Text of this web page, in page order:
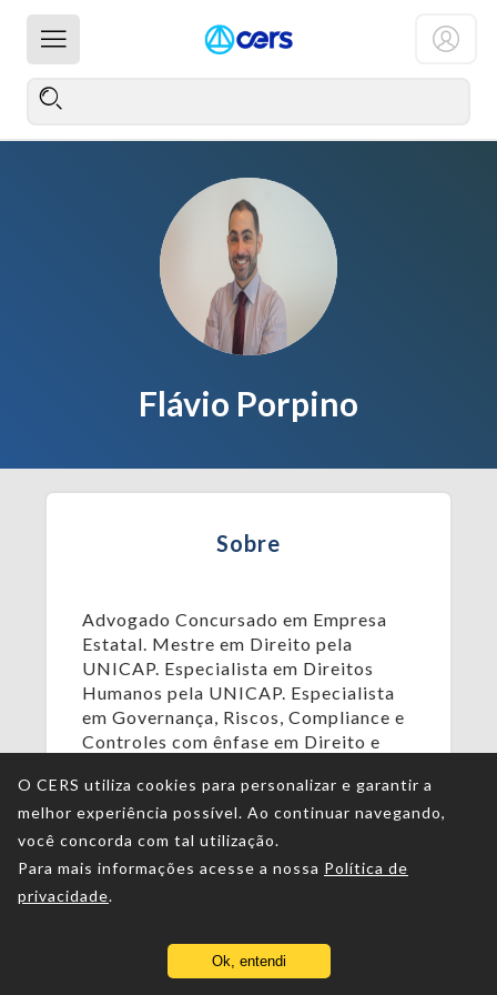
Flávio Porpino
Sobre
Advogado Concursado em Empresa
Estatal. Mestre em Direito pela
UNICAP. Especialista em Direitos
Humanos pela UNICAP. Especialista
em Governança, Riscos, Compliance e
Controles com ênfase em Direito e
Faculdade Arnaldo Janssen. Professor
de cursos de graduação, pós-
graduação e preparatórios para
concurso.
O CERS utiliza cookies para personalizar e garantir a
melhor experiência possível. Ao continuar navegando,
você concorda com tal utilização.
Para mais informações acesse a nossa Política de
privacidade.
Ok, entendi